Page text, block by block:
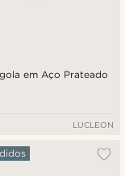
em Aço Prateado
LUCLEON